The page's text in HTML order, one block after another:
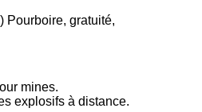
Pourboire, gratuité,
mines.
explosifs à distance.